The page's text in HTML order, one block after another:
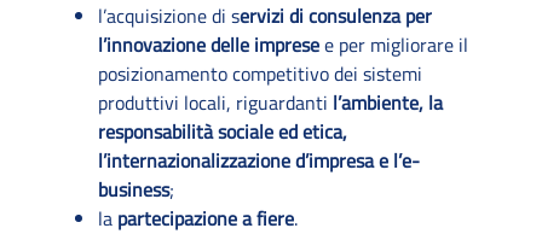
l’acquisizione di servizi di consulenza per
l’innovazione delle impresee per migliorare il
posizionamento competitivo dei sistemi
produttivi locali, riguardanti l’ambiente, la
responsabilità sociale ed etica,
l’internazionalizzazione d’impresa e l’e-
business;
la partecipazione a fiere.